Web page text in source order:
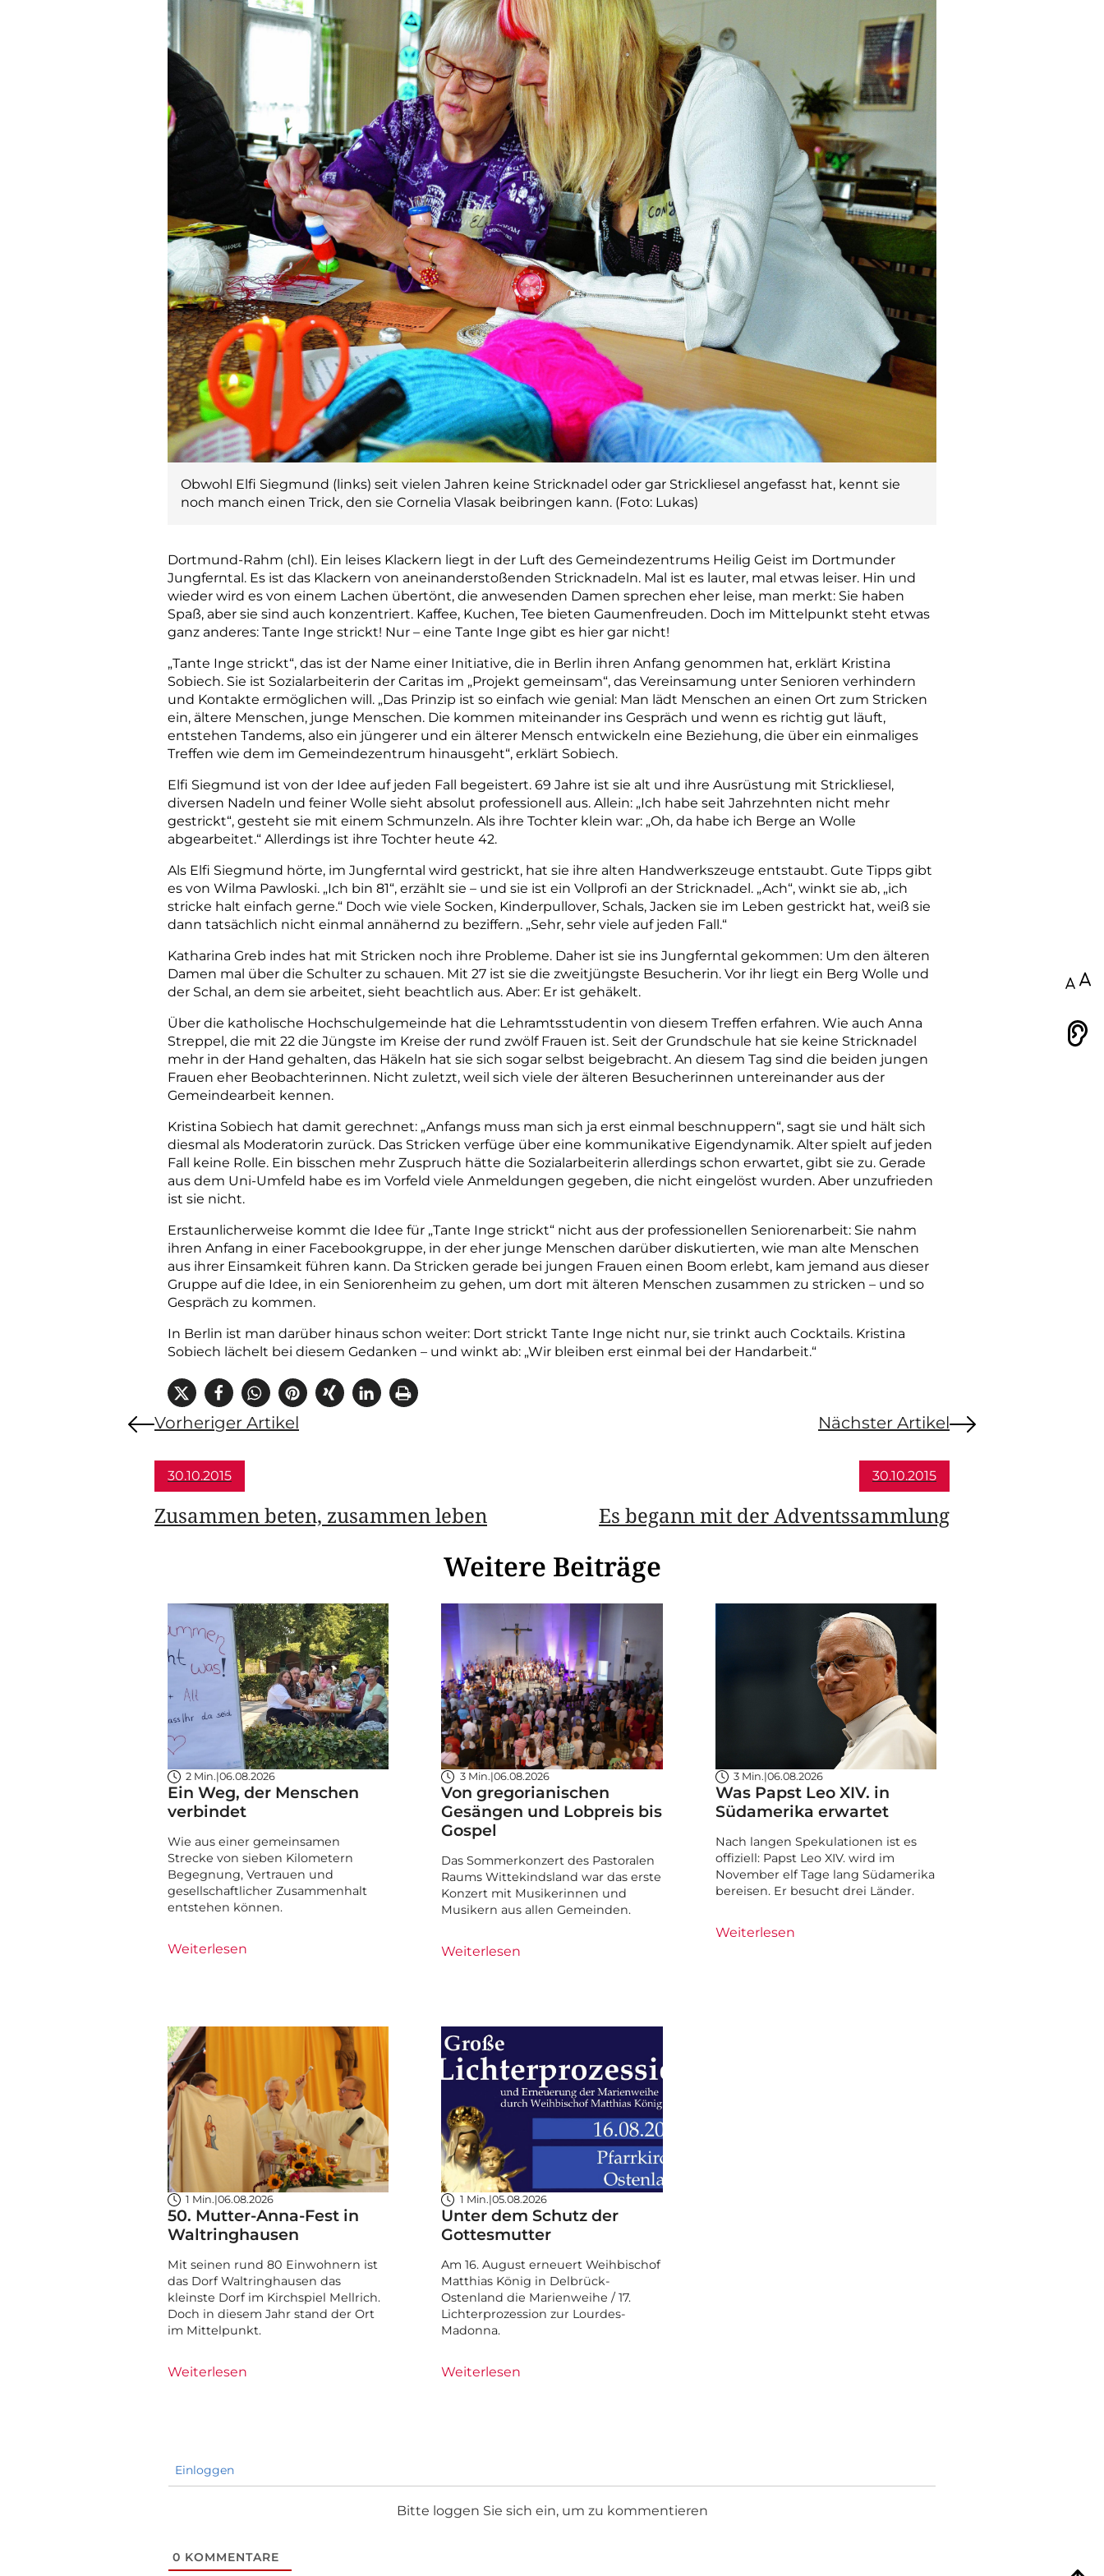
Obwohl Elfi Siegmund (links) seit vielen Jahren keine Stricknadel oder gar Strickliesel angefasst hat, kennt sie
noch manch einen Trick, den sie Cornelia Vlasak beibringen kann. (Foto: Lukas)
Dortmund-Rahm (chl). Ein leises Klackern liegt in der Luft des Gemeindezentrums Heilig Geist im Dortmunder
Jungferntal. Es ist das Klackern von aneinanderstoßenden Stricknadeln. Mal ist es lauter, mal etwas leiser. Hin und
wieder wird es von einem Lachen übertönt, die anwesenden Damen sprechen eher leise, man merkt: Sie haben
Spaß, aber sie sind auch konzentriert. Kaffee, Kuchen, Tee bieten Gaumenfreuden. Doch im Mittelpunkt steht etwas
ganz anderes: Tante Inge strickt! Nur – eine Tante Inge gibt es hier gar nicht!
„Tante Inge strickt“, das ist der Name einer Initiative, die in Berlin ihren Anfang genommen hat, erklärt Kristina
Sobiech. Sie ist Sozialarbeiterin der Caritas im „Projekt gemeinsam“, das Vereinsamung unter Senioren verhindern
und Kontakte ermöglichen will. „Das Prinzip ist so einfach wie genial: Man lädt Menschen an einen Ort zum Stricken
ein, ältere Menschen, junge Menschen. Die kommen miteinander ins Gespräch und wenn es richtig gut läuft,
entstehen Tandems, also ein jüngerer und ein älterer Mensch entwickeln eine Beziehung, die über ein einmaliges
Treffen wie dem im Gemeindezentrum hinausgeht“, erklärt Sobiech.
Elfi Siegmund ist von der Idee auf jeden Fall begeistert. 69 Jahre ist sie alt und ihre Ausrüstung mit Strickliesel,
diversen Nadeln und feiner Wolle sieht absolut professionell aus. Allein: „Ich habe seit Jahrzehnten nicht mehr
gestrickt“, gesteht sie mit einem Schmunzeln. Als ihre Tochter klein war: „Oh, da habe ich Berge an Wolle
abgearbeitet.“ Allerdings ist ihre Tochter heute 42.
Als Elfi Siegmund hörte, im Jungferntal wird gestrickt, hat sie ihre alten Handwerkszeuge entstaubt. Gute Tipps gibt
es von Wilma Pawloski. „Ich bin 81“, erzählt sie – und sie ist ein Vollprofi an der Stricknadel. „Ach“, winkt sie ab, „ich
stricke halt einfach gerne.“ Doch wie viele Socken, Kinderpullover, Schals, Jacken sie im Leben gestrickt hat, weiß sie
dann tatsächlich nicht einmal annähernd zu beziffern. „Sehr, sehr viele auf jeden Fall.“
Katharina Greb indes hat mit Stricken noch ihre Probleme. Daher ist sie ins Jungferntal gekommen: Um den älteren
Damen mal über die Schulter zu schauen. Mit 27 ist sie die zweitjüngste Besucherin. Vor ihr liegt ein Berg Wolle und
der Schal, an dem sie arbeitet, sieht beachtlich aus. Aber: Er ist gehäkelt.
Über die katholische Hochschulgemeinde hat die Lehramtsstudentin von diesem Treffen erfahren. Wie auch Anna
Streppel, die mit 22 die Jüngste im Kreise der rund zwölf Frauen ist. Seit der Grundschule hat sie keine Stricknadel
mehr in der Hand gehalten, das Häkeln hat sie sich sogar selbst beigebracht. An diesem Tag sind die beiden jungen
Frauen eher Beobachterinnen. Nicht zuletzt, weil sich viele der älteren Besucherinnen untereinander aus der
Gemeindearbeit kennen.
Kristina Sobiech hat damit gerechnet: „Anfangs muss man sich ja erst einmal beschnuppern“, sagt sie und hält sich
diesmal als Moderatorin zurück. Das Stricken verfüge über eine kommunikative Eigendynamik. Alter spielt auf jeden
Fall keine Rolle. Ein bisschen mehr Zuspruch hätte die Sozialarbeiterin allerdings schon erwartet, gibt sie zu. Gerade
aus dem Uni-Umfeld habe es im Vorfeld viele Anmeldungen gegeben, die nicht eingelöst wurden. Aber unzufrieden
ist sie nicht.
Erstaunlicherweise kommt die Idee für „Tante Inge strickt“ nicht aus der professionellen Seniorenarbeit: Sie nahm
ihren Anfang in einer Facebookgruppe, in der eher junge Menschen darüber diskutierten, wie man alte Menschen
aus ihrer Einsamkeit führen kann. Da Stricken gerade bei jungen Frauen einen Boom erlebt, kam jemand aus dieser
Gruppe auf die Idee, in ein Seniorenheim zu gehen, um dort mit älteren Menschen zusammen zu stricken – und so
Gespräch zu kommen.
In Berlin ist man darüber ­hinaus schon weiter: Dort strickt Tante Inge nicht nur, sie trinkt auch Cocktails. Kristina
Sobiech lächelt bei diesem Gedanken – und winkt ab: „Wir bleiben erst einmal bei der Handarbeit.“
Vorheriger Artikel
30.10.2015
Zusammen beten, zusammen leben
Nächster Artikel
30.10.2015
Es begann mit der Adventssammlung
Weitere Beiträge
2 Min.|06.08.2026
Ein Weg, der Menschen
verbindet
Wie aus einer gemeinsamen
Strecke von sieben Kilometern
Begegnung, Vertrauen und
gesellschaftlicher Zusammenhalt
entstehen können.
Weiterlesen
3 Min.|06.08.2026
Von gregorianischen
Gesängen und Lobpreis bis
Gospel
Das Sommerkonzert des Pastoralen
Raums Wittekindsland war das erste
Konzert mit Musikerinnen und
Musikern aus allen Gemeinden.
Weiterlesen
3 Min.|06.08.2026
Was Papst Leo XIV. in
Südamerika erwartet
Nach langen Spekulationen ist es
offiziell: Papst Leo XIV. wird im
November elf Tage lang Südamerika
bereisen. Er besucht drei Länder.
Weiterlesen
1 Min.|06.08.2026
50. Mutter-Anna-Fest in
Waltringhausen
Mit seinen rund 80 Einwohnern ist
das Dorf Waltringhausen das
kleinste Dorf im Kirchspiel Mellrich.
Doch in diesem Jahr stand der Ort
im Mittelpunkt.
Weiterlesen
1 Min.|05.08.2026
Unter dem Schutz der
Gottesmutter
Am 16. August erneuert Weihbischof
Matthias König in Delbrück-
Ostenland die Marienweihe / 17.
Lichterprozession zur Lourdes-
Madonna.
Weiterlesen
Einloggen
Bitte loggen Sie sich ein, um zu kommentieren
0 KOMMENTARE